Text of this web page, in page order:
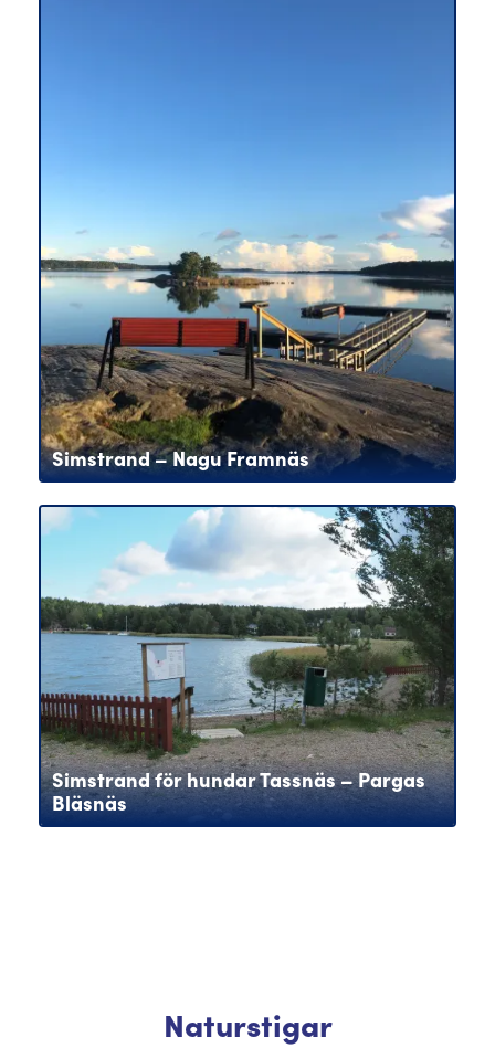
Simstrand – Nagu Framnäs
Simstrand för hundar Tassnäs – Pargas
Bläsnäs
Naturstigar